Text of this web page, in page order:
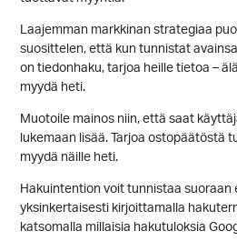
Laajemman markkinan strategiaa
suosittelen, että kun tunnistat
on tiedonhaku, tarjoa heille tietoa –
myydä heti.
Muotoile mainos niin, että saat
lukemaan lisää. Tarjoa ostopäätöstä
myydä näille heti.
Hakuintention voit tunnistaa suoraan
yksinkertaisesti kirjoittamalla
katsomalla millaisia hakutuloksia